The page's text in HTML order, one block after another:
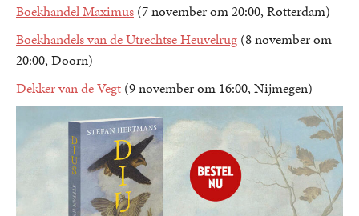
Gratis
retourneren
Boekhandel Maximus (7 november om 20:00, Rotterdam)
Boekhandels van de Utrechtse Heuvelrug (8 november om
20:00, Doorn)
Dekker van de Vegt (9 november om 16:00, Nijmegen)